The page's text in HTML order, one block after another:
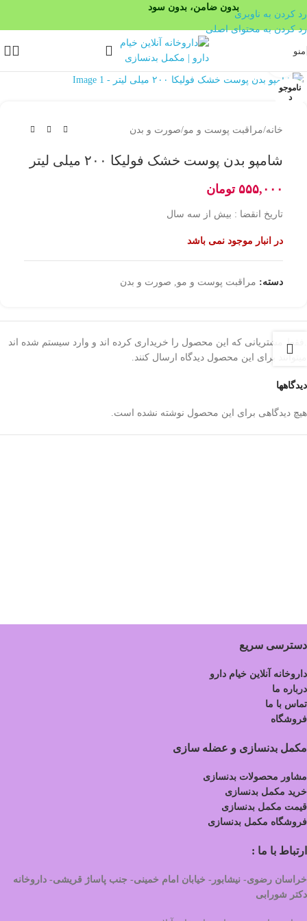
رد کردن به ناوبری
رد کردن به محتوای اصلی
منو
ناموجو
د
بزرگنمایی تصویر
خانه/مراقبت پوست و مو/صورت و بدن
شامپو بدن پوست خشک فولیکا ۲۰۰ میلی لیتر
۵۵۵,۰۰۰ تومان
تاریخ انقضا : بیش از سه سال
در انبار موجود نمی باشد
دسته: مراقبت پوست و مو صورت و بدن
دیدگاهها
هیچ دیدگاهی برای این محصول نوشته نشده است.
.فقط مشتریانی که این محصول را خریداری کرده اند و وارد سیستم شده اند
میتوانند برای این محصول دیدگاه ارسال کنند.
دسترسی سریع
داروخانه آنلاین خیام دارو
درباره ما
تماس با ما
فروشگاه
مکمل بدنسازی و عضله سازی
مشاور محصولات بدنسازی
خرید مکمل بدنسازی
قیمت مکمل بدنسازی
فروشگاه مکمل بدنسازی
ارتباط با ما :
خراسان رضوی- نیشابور- خیابان امام خمینی- جنب پاساژ قریشی- داروخانه
دکتر شورابی